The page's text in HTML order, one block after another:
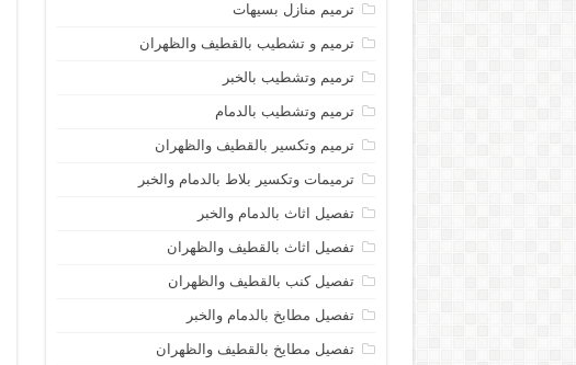
ترميم منازل بسيهات
ترميم و تشطيب بالقطيف والظهران
ترميم وتشطيب بالخبر
ترميم وتشطيب بالدمام
ترميم وتكسير بالقطيف والظهران
ترميمات وتكسير بلاط بالدمام والخبر
تفصيل اثاث بالدمام والخبر
تفصيل اثاث بالقطيف والظهران
تفصيل كنب بالقطيف والظهران
تفصيل مطابخ بالدمام والخبر
تفصيل مطايخ بالقطيف والظهران